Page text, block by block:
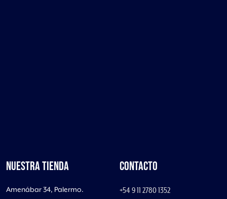
NUESTRA TIENDA
Amenábar 34, Palermo.
CONTACTO
+54 9 11 2780 1352